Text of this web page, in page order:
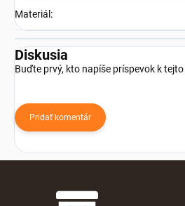
Materiál :
Diskusia
Buďte prvý, kto napíše príspevok k
Pridať komentár